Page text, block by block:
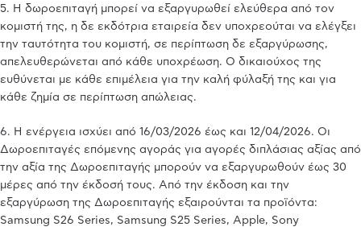
5. Η δωροεπιταγή μπορεί να εξαργυρωθεί ελεύθερα από τον
κομιστή της, η δε εκδότρια εταιρεία δεν υποχρεούται να ελέγξει
την ταυτότητα του κομιστή, σε περίπτωση δε εξαργύρωσης,
απελευθερώνεται από κάθε υποχρέωση. Ο δικαιούχος της
ευθύνεται με κάθε επιμέλεια για την καλή φύλαξή της και για
κάθε ζημία σε περίπτωση απώλειας.
6. Η ενέργεια ισχύει από 16/03/2026 έως και 12/04/2026. Οι
Δωροεπιταγές επόμενης αγοράς για αγορές διπλάσιας αξίας από
την αξία της Δωροεπιταγής μπορούν να εξαργυρωθούν έως 30
μέρες από την έκδοσή τους. Από την έκδοση και την
εξαργύρωση της Δωροεπιταγής εξαιρούνται τα προϊόντα:
Samsung S26 Series, Samsung S25 Series, Apple, Sony